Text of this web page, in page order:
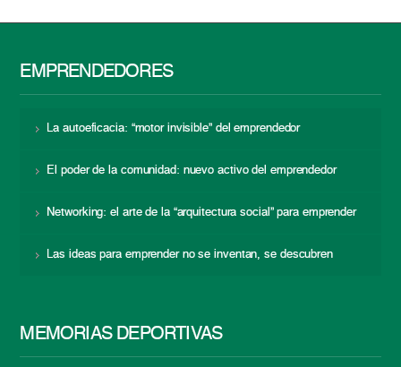
EMPRENDEDORES
La autoeficacia: “motor invisible” del emprendedor
El poder de la comunidad: nuevo activo del emprendedor
Networking: el arte de la “arquitectura social” para emprender
Las ideas para emprender no se inventan, se descubren
MEMORIAS DEPORTIVAS